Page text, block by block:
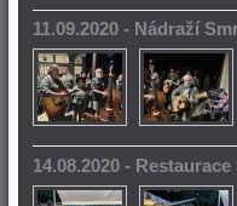
11.09.2020 - Nádraží
14.08.2020 -